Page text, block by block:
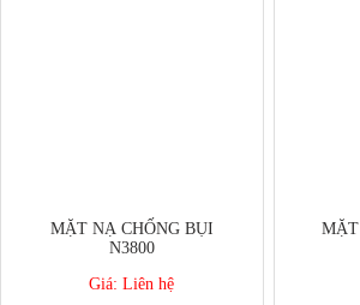
MẶT NẠ CHỐNG BỤI
N3800
Giá: Liên hệ